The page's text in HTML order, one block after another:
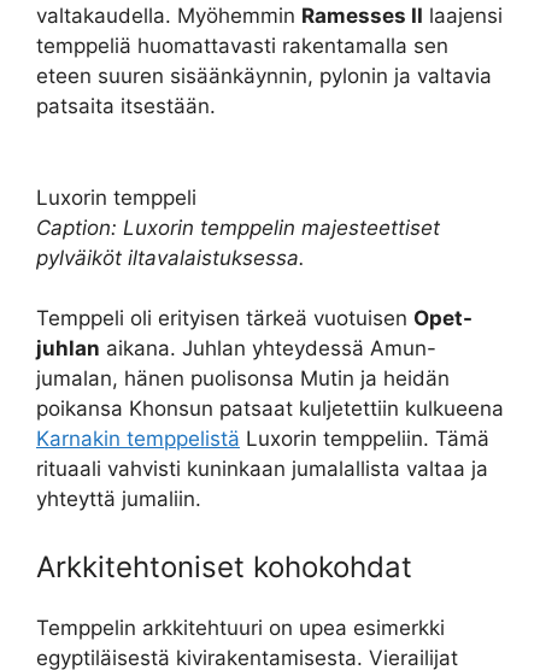
valtakaudella. Myöhemmin Ramesses II laajensi
temppeliä huomattavasti rakentamalla sen
eteen suuren sisäänkäynnin, pylonin ja valtavia
patsaita itsestään.
Luxorin temppeli
Caption: Luxorin temppelin majesteettiset
pylväiköt iltavalaistuksessa.
Temppeli oli erityisen tärkeä vuotuisen Opet-
juhlan aikana. Juhlan yhteydessä Amun-
jumalan, hänen puolisonsa Mutin ja heidän
poikansa Khonsun patsaat kuljetettiin kulkueena
Karnakin temppelistä Luxorin temppeliin. Tämä
rituaali vahvisti kuninkaan jumalallista valtaa ja
yhteyttä jumaliin.
Arkkitehtoniset kohokohdat
Temppelin arkkitehtuuri on upea esimerkki
egyptiläisestä kivirakentamisesta. Vierailijat